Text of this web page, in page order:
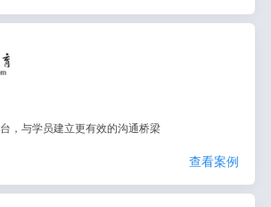
，与学员建立更有效的沟通桥梁
查看案例